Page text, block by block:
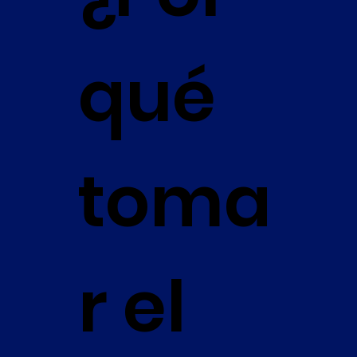
qué
toma
r el